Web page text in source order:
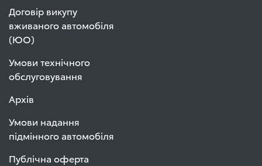
Договір викупу
вживаного автомобіля
(ЮО)
Умови технічного
обслуговування
Архів
Умови надання
підмінного автомобіля
Публічна оферта